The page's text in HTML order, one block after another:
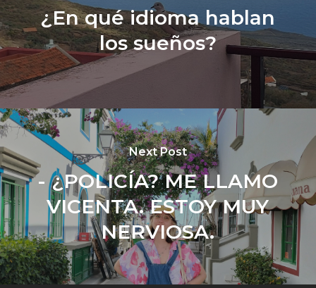
¿En qué idioma hablan
los sueños?
Next Post
- ¿POLICÍA? ME LLAMO
VICENTA. ESTOY MUY
NERVIOSA.